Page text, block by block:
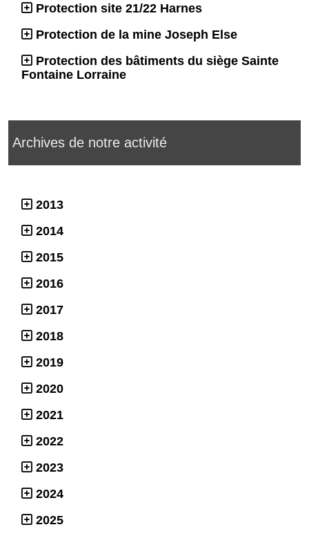
Protection site 21/22 Harnes
Protection de la mine Joseph Else
Protection des bâtiments du siège Sainte
Fontaine Lorraine
Archives de notre activité
2013
2014
2015
2016
2017
2018
2019
2020
2021
2022
2023
2024
2025